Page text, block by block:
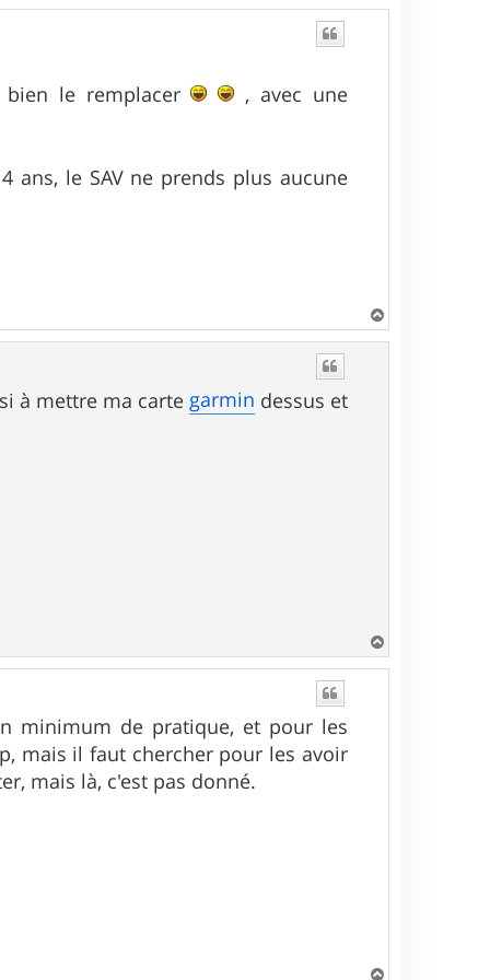
bien le remplacer
, avec une
ans, le SAV ne prends plus aucune
a
à mettre ma carte garmin dessus et
a
minimum de pratique, et pour les
mais il faut chercher pour les avoir
mais là, c'est pas donné.